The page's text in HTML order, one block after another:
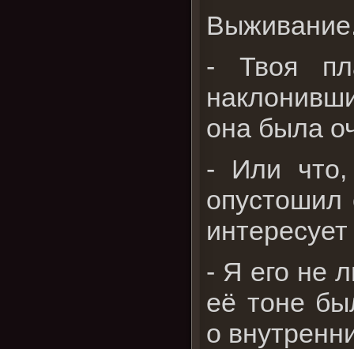
- Твоя
она была
- Или что,
- Я его не
её тоне
о